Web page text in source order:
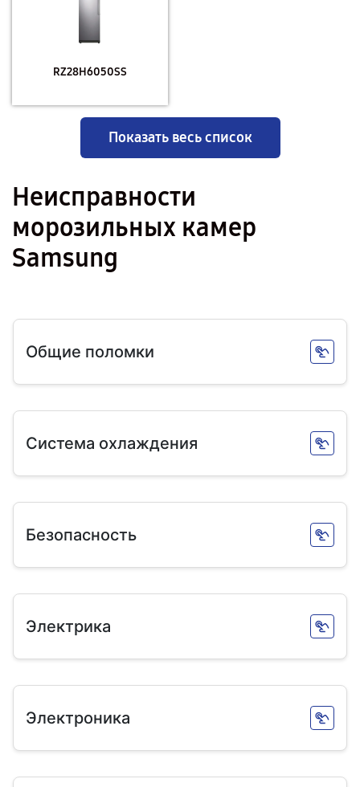
RZ28H6050SS
Показать весь список
Неисправности
морозильных камер
Samsung
Общие поломки
Система охлаждения
Безопасность
Электрика
Электроника